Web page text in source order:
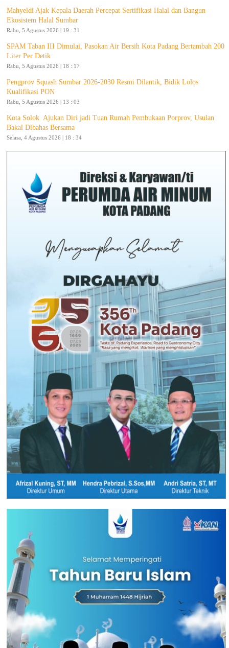
Mahyeldi Ajak Kepala Daerah Percepat Sertifikasi Halal dan Bangun
Ekosistem Halal Sumbar
Rabu, 5 Agustus 2026 | 19 : 31
SPAM Taban III Dimulai, Pasokan Air Bersih Kota Padang Bertambah 200
Liter Per Detik
Rabu, 5 Agustus 2026 | 18 : 17
Pengprov Squash Sumbar 2026-2030 Resmi Dilantik, Bidik Lolos
Kualifikasi PON
Rabu, 5 Agustus 2026 | 13 : 03
Kota Solok Ajukan Diri jadi Tuan Rumah Pembukaan Porprov, Usulan
Bakal Dibahas Bersama
Selasa, 4 Agustus 2026 | 18 : 34